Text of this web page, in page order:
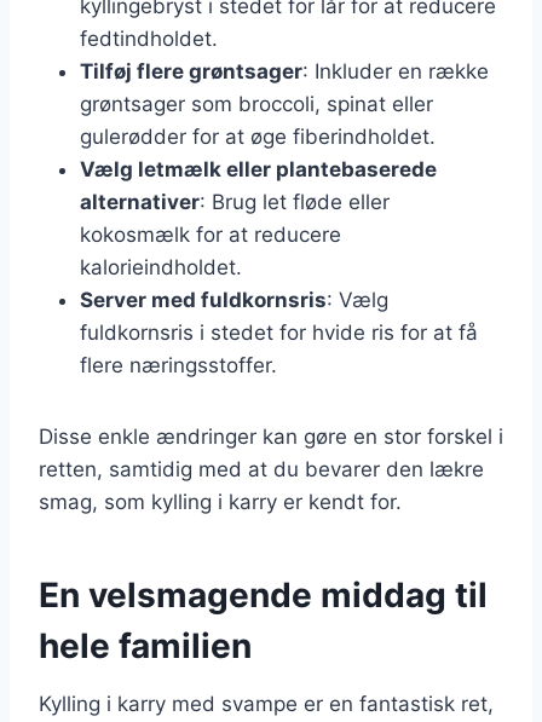
kyllingebryst i stedet for lår for at reducere
fedtindholdet.
Tilføj flere grøntsager: Inkluder en række
grøntsager som broccoli, spinat eller
gulerødder for at øge fiberindholdet.
Vælg letmælk eller plantebaserede
alternativer: Brug let fløde eller
kokosmælk for at reducere
kalorieindholdet.
Server med fuldkornsris: Vælg
fuldkornsris i stedet for hvide ris for at få
flere næringsstoffer.
Disse enkle ændringer kan gøre en stor forskel i
retten, samtidig med at du bevarer den lækre
smag, som kylling i karry er kendt for.
En velsmagende middag til
hele familien
Kylling i karry med svampe er en fantastisk ret,